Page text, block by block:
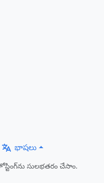
భాషలు
సులభతరం చేసాం.